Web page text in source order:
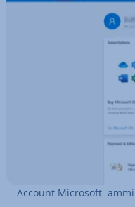
Account Microsoft: